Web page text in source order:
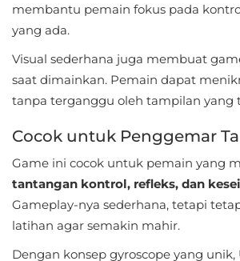
Shopping
Sport
Tools
Travel
membantu pemain fokus pada
yang ada.
Visual sederhana juga membuat
saat dimainkan. Pemain dapat
tanpa terganggu oleh tampilan yang
Cocok untuk Penggemar
Game ini cocok untuk pemain yang
tantangan kontrol, refleks, dan
Gameplay-nya sederhana, tetapi
latihan agar semakin mahir.
Dengan konsep gyroscope yang unik,